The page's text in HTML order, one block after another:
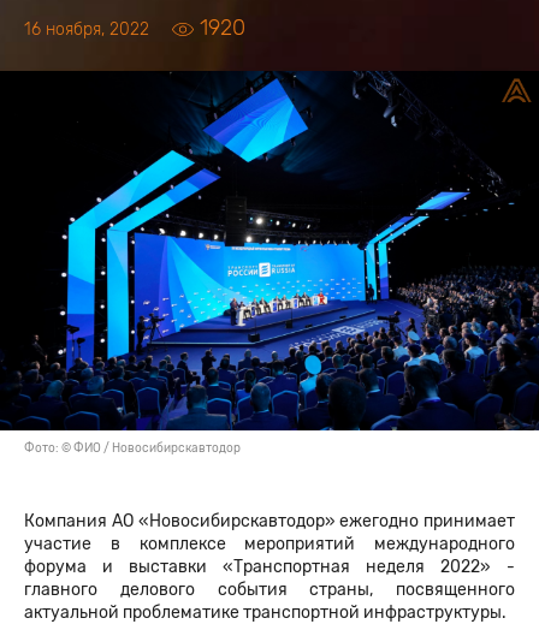
16 ноября, 2022 1920
Фото: © ФИО / Новосибирскавтодор
Компания АО «Новосибирскавтодор» ежегодно принимает
участие в комплексе мероприятий международного
форума и выставки «Транспортная неделя 2022» -
главного делового события страны, посвященного
актуальной проблематике транспортной инфраструктуры.